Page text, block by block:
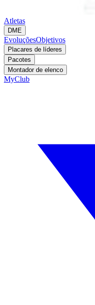
Atletas
DME
EvoluçõesObjetivos
Placares de líderes
Pacotes
Montador de elenco
MyClub